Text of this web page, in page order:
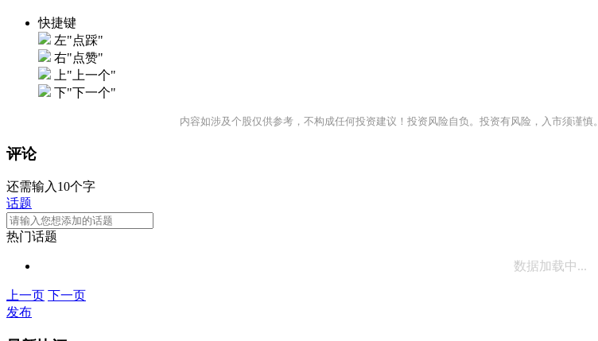
快捷键
左"点踩"
右"点赞"
上"上一个"
下"下一个"
内容如涉及个股仅供参考，不构成任何投资建议！投资风险自负。投资有风险，入市须谨慎。
评论
还需输入10个字
话题
热门话题
数据加载中...
上一页 下一页
发布